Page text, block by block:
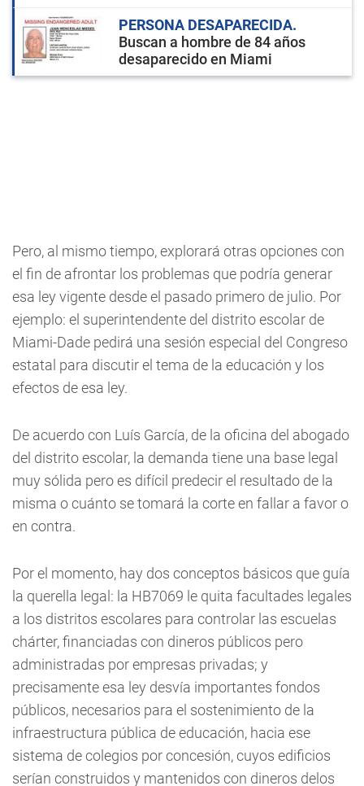
PERSONA DESAPARECIDA
Buscan a hombre de 84 años
desaparecido en Miami
Pero, al mismo tiempo, explorará otras opciones con
el fin de afrontar los problemas que podría generar
esa ley vigente desde el pasado primero de julio. Por
ejemplo: el superintendente del distrito escolar de
Miami-Dade pedirá una sesión especial del Congreso
estatal para discutir el tema de la educación y los
efectos de esa ley.
De acuerdo con Luís García, de la oficina del abogado
del distrito escolar, la demanda tiene una base legal
muy sólida pero es difícil predecir el resultado de la
misma o cuánto se tomará la corte en fallar a favor o
en contra.
Por el momento, hay dos conceptos básicos que guía
la querella legal: la HB7069 le quita facultades legales
a los distritos escolares para controlar las escuelas
chárter, financiadas con dineros públicos pero
administradas por empresas privadas; y
precisamente esa ley desvía importantes fondos
públicos, necesarios para el sostenimiento de la
infraestructura pública de educación, hacia ese
sistema de colegios por concesión, cuyos edificios
serían construidos y mantenidos con dineros delos